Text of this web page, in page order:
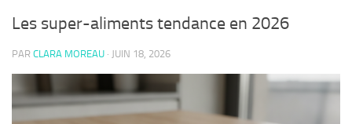
Les super-aliments tendance en 2026
PAR CLARA MOREAU · JUIN 18, 2026